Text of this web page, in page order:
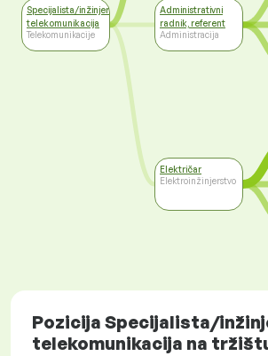
Specijalista/inžinjer
telekomunikacija
Telekomunikacije
Administrativni
radnik, referent
Administracija
Električar
Elektroinžinjerstvo
Pozicija Specijalista/
telekomunikacija na